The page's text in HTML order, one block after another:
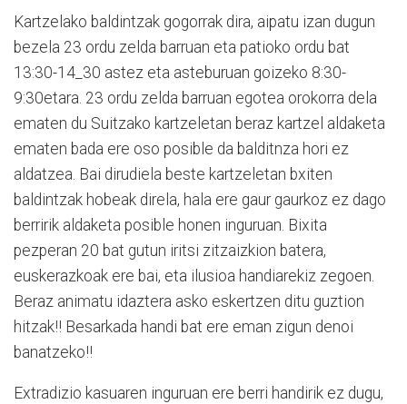
Kartzelako baldintzak gogorrak dira, aipatu izan dugun
bezela 23 ordu zelda barruan eta patioko ordu bat
13:30-14_30 astez eta asteburuan goizeko 8:30-
9:30etara. 23 ordu zelda barruan egotea orokorra dela
ematen du Suitzako kartzeletan beraz kartzel aldaketa
ematen bada ere oso posible da balditnza hori ez
aldatzea. Bai dirudiela beste kartzeletan bxiten
baldintzak hobeak direla, hala ere gaur gaurkoz ez dago
berririk aldaketa posible honen inguruan. Bixita
pezperan 20 bat gutun iritsi zitzaizkion batera,
euskerazkoak ere bai, eta ilusioa handiarekiz zegoen.
Beraz animatu idaztera asko eskertzen ditu guztion
hitzak!! Besarkada handi bat ere eman zigun denoi
banatzeko!!
Extradizio kasuaren inguruan ere berri handirik ez dugu,